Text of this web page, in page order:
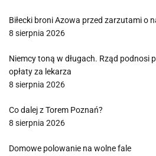
Biłecki broni Azowa przed zarzutami o
8 sierpnia 2026
Niemcy toną w długach. Rząd podnosi
opłaty za lekarza
8 sierpnia 2026
Co dalej z Torem Poznań?
8 sierpnia 2026
Domowe polowanie na wolne fale